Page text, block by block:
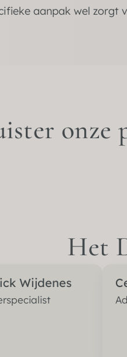
aanpak wel zorgt
onze
Het
Wijdenes